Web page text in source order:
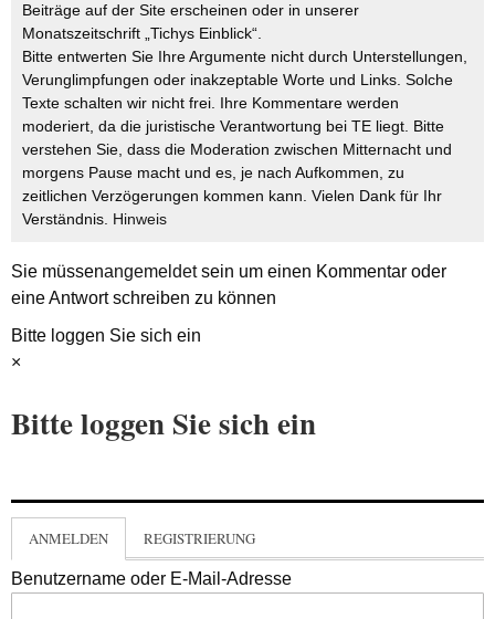
Beiträge auf der Site erscheinen oder in unserer
Monatszeitschrift „Tichys Einblick“.
Bitte entwerten Sie Ihre Argumente nicht durch Unterstellungen,
Verunglimpfungen oder inakzeptable Worte und Links. Solche
Texte schalten wir nicht frei. Ihre Kommentare werden
moderiert, da die juristische Verantwortung bei TE liegt. Bitte
verstehen Sie, dass die Moderation zwischen Mitternacht und
morgens Pause macht und es, je nach Aufkommen, zu
zeitlichen Verzögerungen kommen kann. Vielen Dank für Ihr
Verständnis. Hinweis
Sie müssenangemeldetsein um einen Kommentar oder
eine Antwort schreiben zu können
Bitte loggen Sie sich ein
×
Bitte loggen Sie sich ein
ANMELDEN REGISTRIERUNG
Benutzername oder E-Mail-Adresse